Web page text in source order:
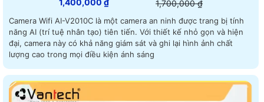
1,400,000 ₫ 1,700,000 ₫
Camera Wifi AI-V2010C là một camera an ninh được trang bị tính
năng AI (trí tuệ nhân tạo) tiên tiến. Với thiết kế nhỏ gọn và hiện
đại, camera này có khả năng giám sát và ghi lại hình ảnh chất
lượng cao trong mọi điều kiện ánh sáng